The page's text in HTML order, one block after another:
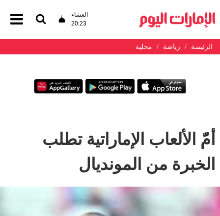
العشاء
20:23
الرئيسة رياضة محلية
أمّ الألعاب الإماراتية تطلب
الخبرة من المونديال